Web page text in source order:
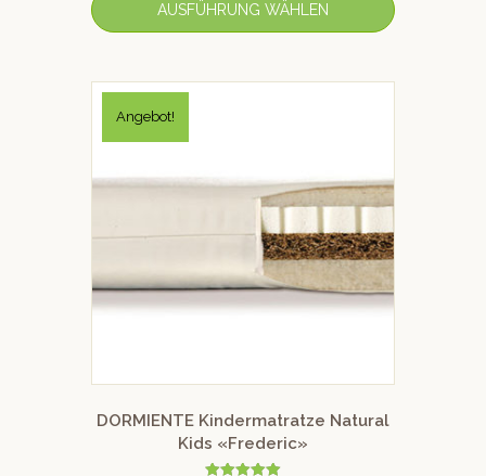
AUSFÜHRUNG WÄHLEN
Angebot!
DORMIENTE Kindermatratze Natural
Kids «Frederic»